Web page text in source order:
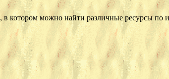
, в котором можно найти различные ресурсы по